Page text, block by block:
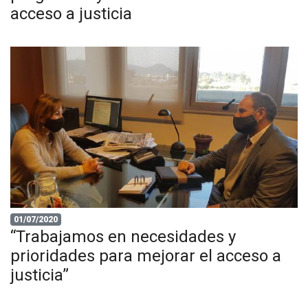
acceso a justicia
01/07/2020
“Trabajamos en necesidades y
prioridades para mejorar el acceso a
justicia”